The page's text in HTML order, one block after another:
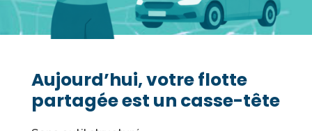
Aujourd’hui, votre flotte
partagée est un casse-tête